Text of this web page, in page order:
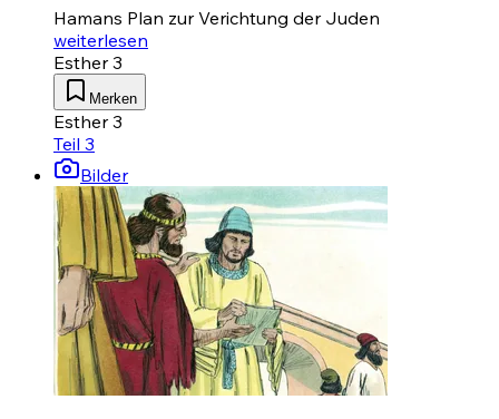
Hamans Plan zur Verichtung der Juden
weiterlesen
Esther 3
Merken
Esther 3
Teil 3
Bilder